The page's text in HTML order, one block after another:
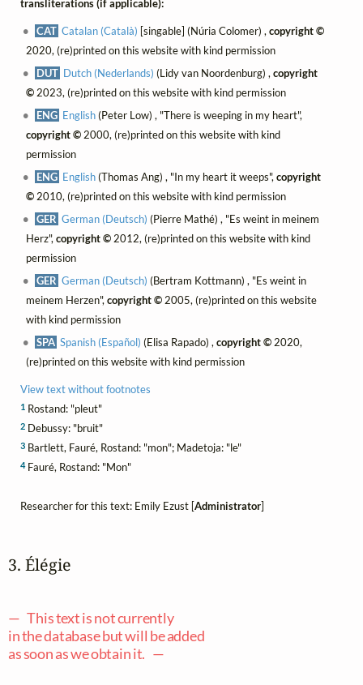
transliterations (if applicable):
CAT Catalan (Català) [singable] (Núria Colomer) ,copyright ©
2020, (re)printed on this website with kind permission
DUT Dutch (Nederlands) (Lidy van Noordenburg) ,copyright
©2023, (re)printed on this website with kind permission
ENG English(Peter Low) , "There is weeping in my heart",
copyright ©2000, (re)printed on this website with kind
permission
ENG English(Thomas Ang) , "In my heart it weeps",copyright
©2010, (re)printed on this website with kind permission
GER German (Deutsch) (Pierre Mathé) , "Es weint in meinem
Herz",copyright ©2012, (re)printed on this website with kind
permission
GER German (Deutsch) (Bertram Kottmann) , "Es weint in
meinem Herzen",copyright ©2005, (re)printed on this website
with kind permission
SPA Spanish (Español) (Elisa Rapado) ,copyright ©2020,
(re)printed on this website with kind permission
View text without footnotes
1Rostand: "pleut"
2Debussy: "bruit"
3Bartlett, Fauré, Rostand: "mon"; Madetoja: "le"
4Fauré, Rostand: "Mon"
Researcher for this text: Emily Ezust [Administrator]
3. Élégie
— This text is not currently
in the database but will be added
as soon as we obtain it. —